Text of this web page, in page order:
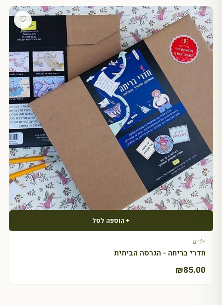
♡
+ הוספה לסל
ילדים
חדרי בריחה - הגרסה הביתית
₪85.00